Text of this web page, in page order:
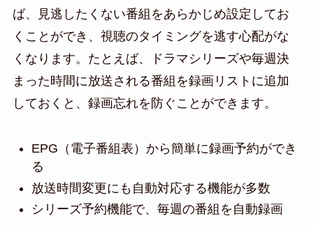
ば、見逃したくない番組をあらかじめ設定してお
くことができ、視聴のタイミングを逃す心配がな
くなります。たとえば、ドラマシリーズや毎週決
まった時間に放送される番組を録画リストに追加
しておくと、録画忘れを防ぐことができます。
EPG（電子番組表）から簡単に録画予約ができ
る
放送時間変更にも自動対応する機能が多数
シリーズ予約機能で、毎週の番組を自動録画